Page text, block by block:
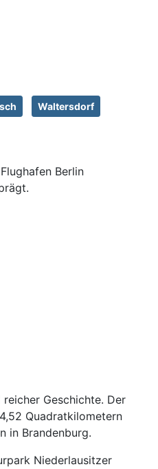
Waltersdorf
Berlin
Geschichte. Der
Quadratkilometern
in Brandenburg.
Niederlausitzer